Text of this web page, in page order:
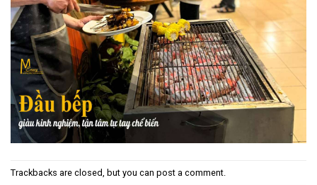
Trackbacks are closed, but you can post a comment